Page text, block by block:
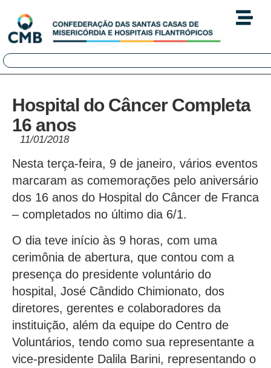
Hospital do Câncer Completa
16 anos
11/01/2018
Nesta terça-feira, 9 de janeiro, vários eventos
marcaram as comemorações pelo aniversário
dos 16 anos do Hospital do Câncer de Franca
– completados no último dia 6/1.
O dia teve início às 9 horas, com uma
cerimônia de abertura, que contou com a
presença do presidente voluntário do
hospital, José Cândido Chimionato, dos
diretores, gerentes e colaboradores da
instituição, além da equipe do Centro de
Voluntários, tendo como sua representante a
vice-presidente Dalila Barini, representando o